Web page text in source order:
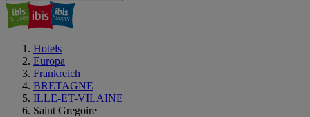
Hotels
Europa
Frankreich
BRETAGNE
ILLE-ET-VILAINE
Saint Gregoire